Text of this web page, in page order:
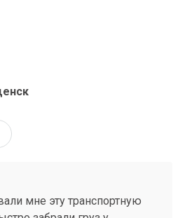
мне эту транспортную